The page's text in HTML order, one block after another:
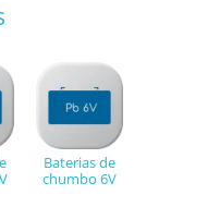
Baterias de
chumbo 6V